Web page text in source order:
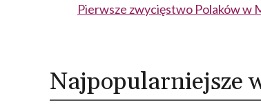
Pierwsze zwycięstwo Polaków w
Najpopularniejsze